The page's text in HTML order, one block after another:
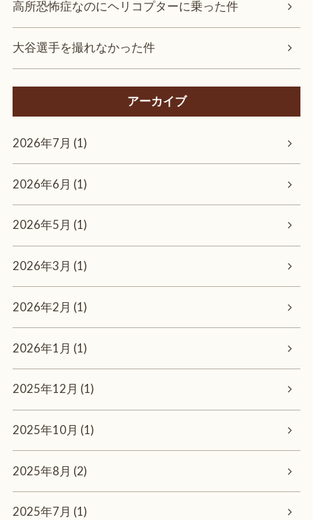
高所恐怖症なのにヘリコプターに乗った件
大谷選手を撮れなかった件
アーカイブ
2026年7月 (1)
2026年6月 (1)
2026年5月 (1)
2026年3月 (1)
2026年2月 (1)
2026年1月 (1)
2025年12月 (1)
2025年10月 (1)
2025年8月 (2)
2025年7月 (1)